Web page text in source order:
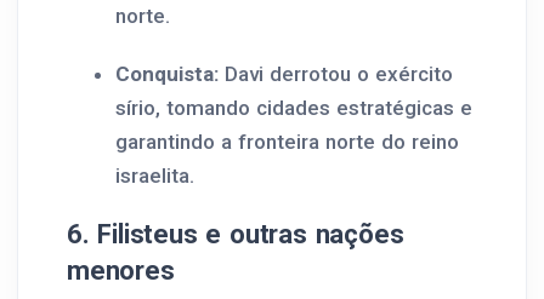
norte.
Conquista: Davi derrotou o exército
sírio, tomando cidades estratégicas e
garantindo a fronteira norte do reino
israelita.
6. Filisteus e outras nações
menores